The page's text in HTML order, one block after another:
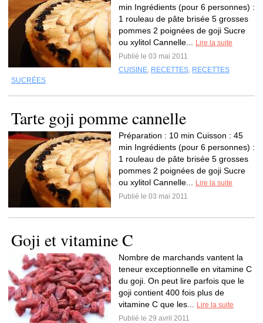
min Ingrédients (pour 6 personnes) :
1 rouleau de pâte brisée 5 grosses
pommes 2 poignées de goji Sucre
ou xylitol Cannelle...
Lire la suite
Publié le 03 mai 2011
CUISINE, RECETTES, RECETTES
SUCRÉES
Tarte goji pomme cannelle
Préparation : 10 min Cuisson : 45
min Ingrédients (pour 6 personnes) :
1 rouleau de pâte brisée 5 grosses
pommes 2 poignées de goji Sucre
ou xylitol Cannelle...
Lire la suite
Publié le 03 mai 2011
Goji et vitamine C
Nombre de marchands vantent la
teneur exceptionnelle en vitamine C
du goji. On peut lire parfois que le
goji contient 400 fois plus de
vitamine C que les...
Lire la suite
Publié le 29 avril 2011